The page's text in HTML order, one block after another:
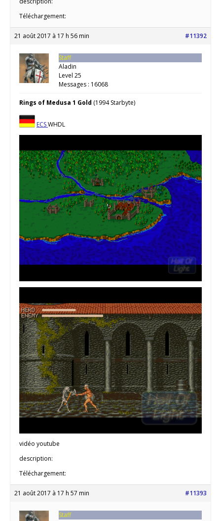
Téléchargement:
21 août 2017 à 17 h 56 min #11392
Staff
Aladin
Level 25
Messages : 16068
Rings of Medusa 1 Gold (1994 Starbyte)
ECSWHDL
vidéo youtube
description:
Téléchargement:
21 août 2017 à 17 h 57 min #11393
Staff